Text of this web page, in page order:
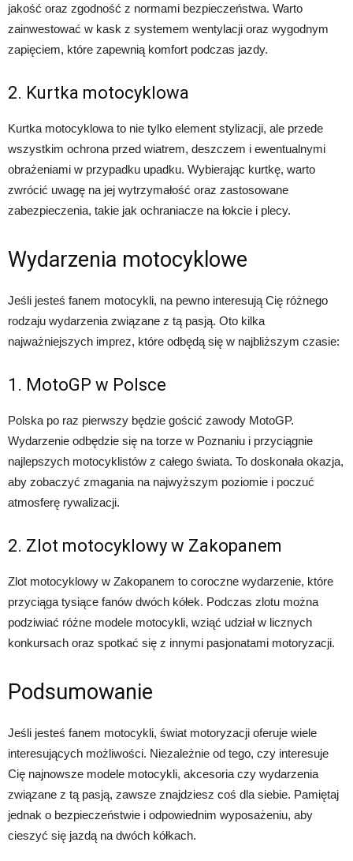
jakość oraz zgodność z normami bezpieczeństwa. Warto
zainwestować w kask z systemem wentylacji oraz wygodnym
zapięciem, które zapewnią komfort podczas jazdy.
2. Kurtka motocyklowa
Kurtka motocyklowa to nie tylko element stylizacji, ale przede
wszystkim ochrona przed wiatrem, deszczem i ewentualnymi
obrażeniami w przypadku upadku. Wybierając kurtkę, warto
zwrócić uwagę na jej wytrzymałość oraz zastosowane
zabezpieczenia, takie jak ochraniacze na łokcie i plecy.
Wydarzenia motocyklowe
Jeśli jesteś fanem motocykli, na pewno interesują Cię różnego
rodzaju wydarzenia związane z tą pasją. Oto kilka
najważniejszych imprez, które odbędą się w najbliższym czasie:
1. MotoGP w Polsce
Polska po raz pierwszy będzie gościć zawody MotoGP.
Wydarzenie odbędzie się na torze w Poznaniu i przyciągnie
najlepszych motocyklistów z całego świata. To doskonała okazja,
aby zobaczyć zmagania na najwyższym poziomie i poczuć
atmosferę rywalizacji.
2. Zlot motocyklowy w Zakopanem
Zlot motocyklowy w Zakopanem to coroczne wydarzenie, które
przyciąga tysiące fanów dwóch kółek. Podczas zlotu można
podziwiać różne modele motocykli, wziąć udział w licznych
konkursach oraz spotkać się z innymi pasjonatami motoryzacji.
Podsumowanie
Jeśli jesteś fanem motocykli, świat motoryzacji oferuje wiele
interesujących możliwości. Niezależnie od tego, czy interesuje
Cię najnowsze modele motocykli, akcesoria czy wydarzenia
związane z tą pasją, zawsze znajdziesz coś dla siebie. Pamiętaj
jednak o bezpieczeństwie i odpowiednim wyposażeniu, aby
cieszyć się jazdą na dwóch kółkach.